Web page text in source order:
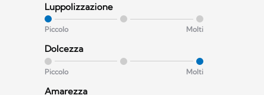
Luppolizzazione
Piccolo Molti
Dolcezza
Piccolo Molti
Amarezza